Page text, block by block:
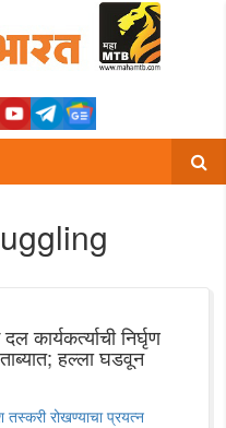
कार्यकर्त्याची निर्घृण
हल्ला घडवून
रोखण्याचा प्रयत्न